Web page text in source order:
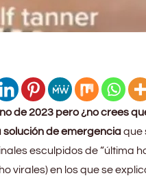
de 2023 pero ¿no crees
solución de emergenciaque
esculpidos de “última
virales) en los que se